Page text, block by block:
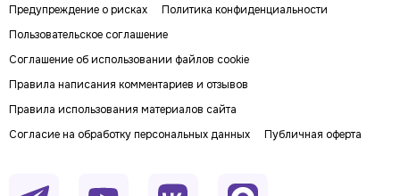
Предупреждение о рисках
Политика конфиденциальности
Пользовательское соглашение
Соглашение об использовании файлов cookie
Правила написания комментариев и отзывов
Правила использования материалов сайта
Согласие на обработку персональных данных
Публичная оферта